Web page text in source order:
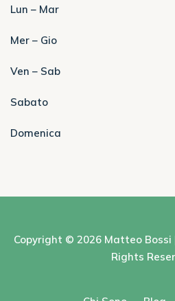
Lun – Mar
Mer – Gio
Ven – Sab
Sabato
Domenica
Copyright © 2026 Matteo Bossi
Rights